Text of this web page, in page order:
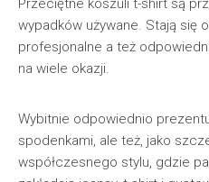
Przeciętne koszuli t-shirt są
wypadków używane. Stają się
profesjonalne a też
na wiele okazji.
Wybitnie odpowiednio
spodenkami, ale też, jako
współczesnego stylu, gdzie